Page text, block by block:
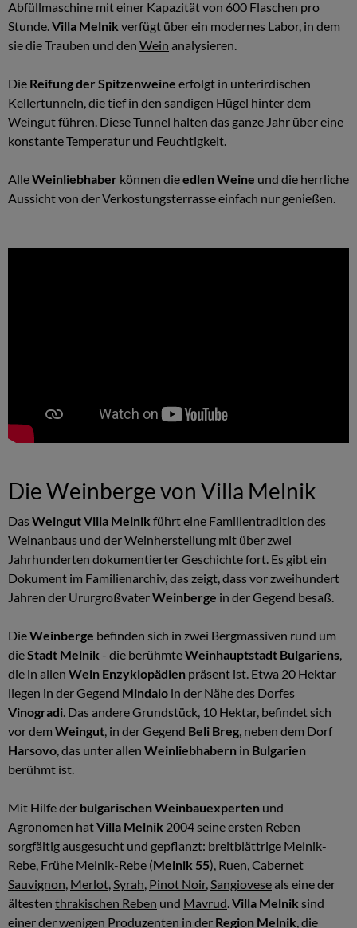
Abfüllmaschine mit einer Kapazität von 600 Flaschen pro
Stunde.Villa Melnik verfügt über ein modernes Labor, in dem
sie die Trauben und den Wein analysieren.
Die Reifung der Spitzenweine erfolgt in unterirdischen
Kellertunneln, die tief in den sandigen Hügel hinter dem
Weingut führen. Diese Tunnel halten das ganze Jahr über eine
konstante Temperatur und Feuchtigkeit.
AlleWeinliebhaber können dieedlen Weine und die herrliche
Aussicht von der Verkostungsterrasse einfach nur genießen.
Die Weinberge von Villa Melnik
DasWeingut Villa Melnik führt eine Familientradition des
Weinanbaus und der Weinherstellung mit über zwei
Jahrhunderten dokumentierter Geschichte fort. Es gibt ein
Dokument im Familienarchiv, das zeigt, dass vor zweihundert
Jahren der UrurgroßvaterWeinberge in der Gegend besaß.
DieWeinberge befinden sich in zwei Bergmassiven rund um
dieStadt Melnik - die berühmteWeinhauptstadt Bulgariens,
die in allen Wein Enzyklopädien präsent ist. Etwa 20 Hektar
liegen in der Gegend Mindalo in der Nähe des Dorfes
Vinogradi. Das andere Grundstück, 10 Hektar, befindet sich
vor dem Weingut, in der Gegend Beli Breg, neben dem Dorf
Harsovo, das unter allen Weinliebhabern in Bulgarien
berühmt ist.
Mit Hilfe der bulgarischen Weinbauexperten und
Agronomen hatVilla Melnik 2004 seine ersten Reben
sorgfältig ausgesucht und gepflanzt: breitblättrige Melnik-
Rebe, Frühe Melnik-Rebe (Melnik 55), Ruen,Cabernet
Sauvignon, Merlot,Syrah, Pinot Noir,Sangioveseals eine der
ältesten thrakischen Reben und Mavrud.Villa Melnik sind
einer der wenigen Produzenten in der Region Melnik, die